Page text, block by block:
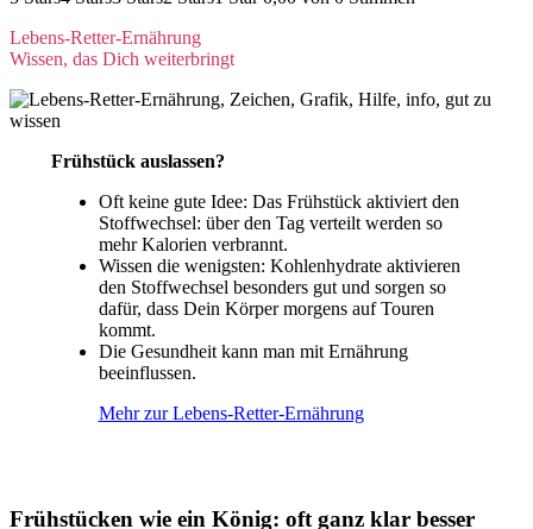
Lebens-Retter-Ernährung
Wissen, das Dich weiterbringt
Frühstück auslassen?
Oft keine gute Idee: Das Frühstück aktiviert den
Stoffwechsel: über den Tag verteilt werden so
mehr Kalorien verbrannt.
Wissen die wenigsten: Kohlenhydrate aktivieren
den Stoffwechsel besonders gut und sorgen so
dafür, dass Dein Körper morgens auf Touren
kommt.
Die Gesundheit kann man mit Ernährung
beeinflussen.
Mehr zur Lebens-Retter-Ernährung
Frühstücken wie ein König: oft ganz klar besser